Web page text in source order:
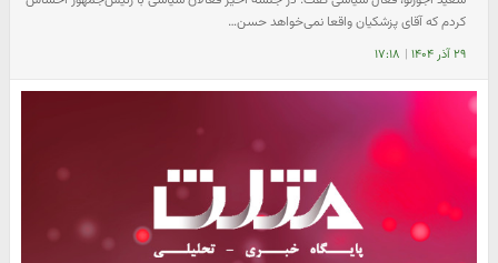
کردم که آقای پزشکیان واقعا نمی‌خواهد حسن…
۲۹ آذر ۱۴۰۴ | ۱۷:۱۸